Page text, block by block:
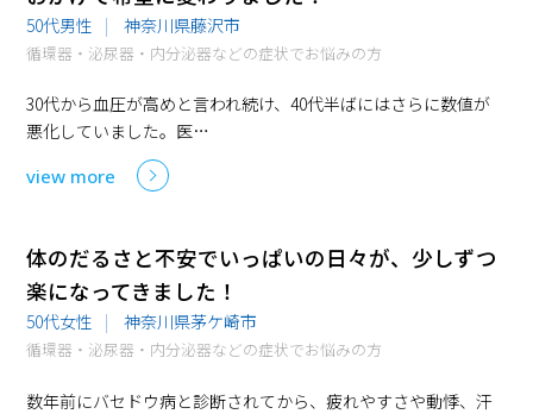
50代男性 神奈川県藤沢市
循環器・泌尿器・内分泌器などの症状でお悩みの方
30代から血圧が高めと言われ続け、40代半ばにはさらに数値が
悪化していました。医…
view more
体のだるさと不安でいっぱいの日々が、少しずつ
楽になってきました！
50代女性 神奈川県茅ケ崎市
循環器・泌尿器・内分泌器などの症状でお悩みの方
数年前にバセドウ病と診断されてから、疲れやすさや動悸、汗